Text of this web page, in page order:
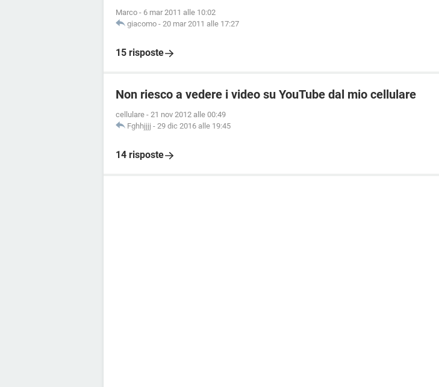
Marco - 6 mar 2011 alle 10:02
giacomo - 20 mar 2011 alle 17:27
15 risposte
Non riesco a vedere i video su YouTube dal mio cellulare
cellulare - 21 nov 2012 alle 00:49
Fghhjjjj - 29 dic 2016 alle 19:45
14 risposte